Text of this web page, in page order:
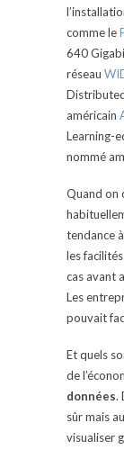
comme le
640
réseau
américain
Learning-
nommé
Quand on
tendance
les
cas avant
Les
pouvait
Et quels
de
données.
sûr mais
visualiser